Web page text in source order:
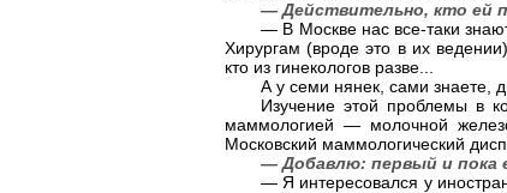
— Действительно, кто ей
— В Москве нас все-таки
Хирургам (вроде это в их
кто из гинекологов разве...
А у семи нянек, сами знаете,
Изучение этой проблемы в
маммологией — молочной
Московский маммологический
— Добавлю: первый и пока
— Я интересовался у